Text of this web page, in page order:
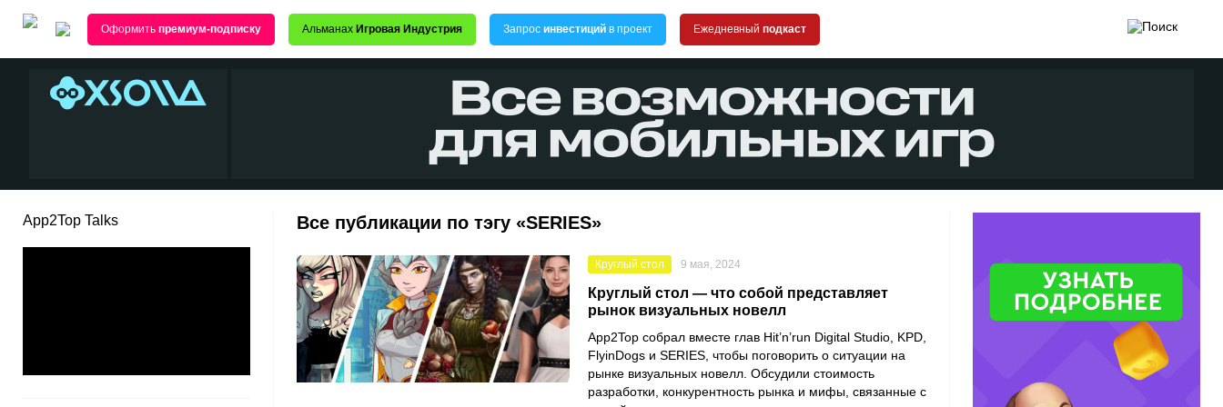
Оформить премиум-подписку Альманах Игровая Индустрия Запрос инвестиций в проект Ежедневный подкаст
App2Top Talks Все публикации по тэгу «SERIES»
Круглый стол 9 мая, 2024
Круглый стол — что собой представляет
рынок визуальных новелл
App2Top собрал вместе глав Hit’n’run Digital Studio, KPD,
FlyinDogs и SERIES, чтобы поговорить о ситуации на
рынке визуальных новелл. Обсудили стоимость
разработки, конкурентность рынка и мифы, связанные с